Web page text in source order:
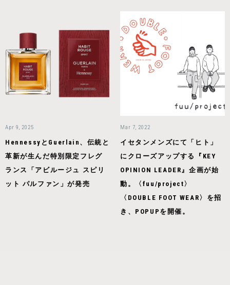
Apr 9, 2025
HennessyとGuerlain、伝統と
革新が生んだ特別限定フレグ
ランス「アビルージュ スピリ
ット パルファン」が発売
Mar 7, 2022
イセタンメンズにて「ヒト」
にクローズアップする『KEY
OPINION LEADER』企画が始
動。〈fuu/project〉
〈DOUBLE FOOT WEAR〉を招
き、POPUPを開催。